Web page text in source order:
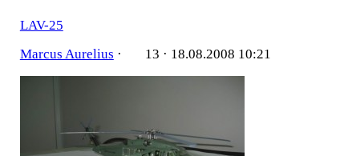
LAV-25
Marcus Aurelius · 13 · 18.08.2008 10:21